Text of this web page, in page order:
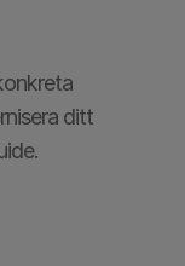
ditt